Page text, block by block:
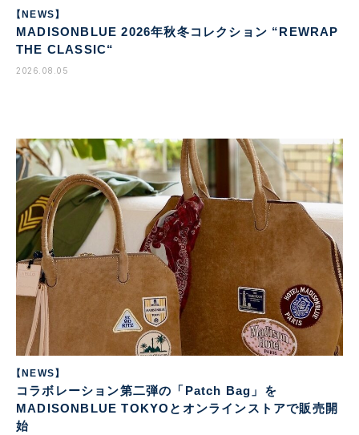
【NEWS】
MADISONBLUE 2026年秋冬コレクション “REWRAP
THE CLASSIC“
2026.08.05
【NEWS】
コラボレーション第二弾の「Patch Bag」を
MADISONBLUE TOKYOとオンラインストアで販売開
始